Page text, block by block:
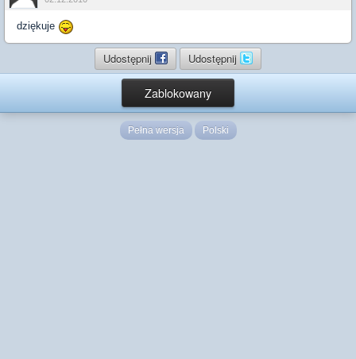
dziękuje
Udostępnij Udostępnij
Zablokowany
Pełna wersja Polski